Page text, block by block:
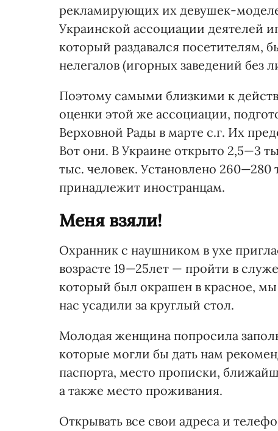
рекламирующих их девушек-
Украинской ассоциации деятелей
который раздавался посетителям,
нелегалов (игорных заведений без
Поэтому самыми близкими к
оценки этой же ассоциации,
Верховной Рады в марте с.г. Их
Вот они. В Украине открыто 2,5—3
тыс. человек. Установлено 260—280
принадлежит иностранцам.
Меня взяли!
Охранник с наушником в ухе
возрасте 19—25лет — пройти в
который был окрашен в красное,
нас усадили за круглый стол.
Молодая женщина попросила
которые могли бы дать нам
паспорта, место прописки,
а также место проживания.
Открывать все свои адреса и